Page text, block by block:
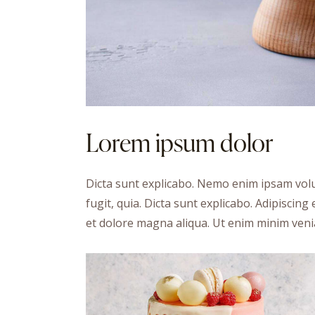
Lorem ipsum dolor
Dicta sunt explicabo. Nemo enim ipsam
fugit, quia. Dicta sunt explicabo.
et dolore magna aliqua. Ut enim minim